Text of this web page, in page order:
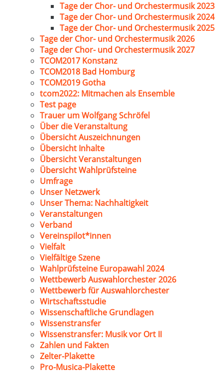
Tage der Chor- und Orchestermusik 2023
Tage der Chor- und Orchestermusik 2024
Tage der Chor- und Orchestermusik 2025
Tage der Chor- und Orchestermusik 2026
Tage der Chor- und Orchestermusik 2027
TCOM2017 Konstanz
TCOM2018 Bad Homburg
TCOM2019 Gotha
tcom2022: Mitmachen als Ensemble
Test page
Trauer um Wolfgang Schröfel
Über die Veranstaltung
Übersicht Auszeichnungen
Übersicht Inhalte
Übersicht Veranstaltungen
Übersicht Wahlprüfsteine
Umfrage
Unser Netzwerk
Unser Thema: Nachhaltigkeit
Veranstaltungen
Verband
Vereinspilot*innen
Vielfalt
Vielfältige Szene
Wahlprüfsteine Europawahl 2024
Wettbewerb Auswahlorchester 2026
Wettbewerb für Auswahlorchester
Wirtschaftsstudie
Wissenschaftliche Grundlagen
Wissenstransfer
Wissenstransfer: Musik vor Ort II
Zahlen und Fakten
Zelter-Plakette
Pro-Musica-Plakette